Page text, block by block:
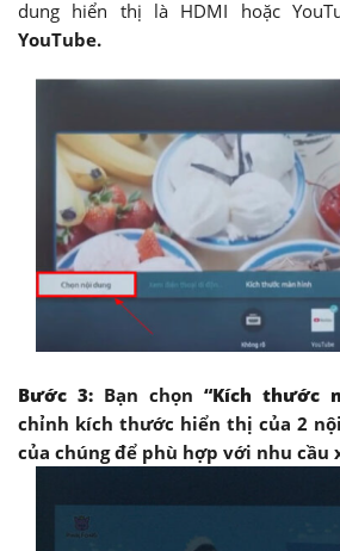
dung hiển thị là HDMI hoặc
YouTube.
Bước 3: Bạn chọn “Kích thước
chỉnh kích thước hiển thị của 2
của chúng để phù hợp với nhu cầu